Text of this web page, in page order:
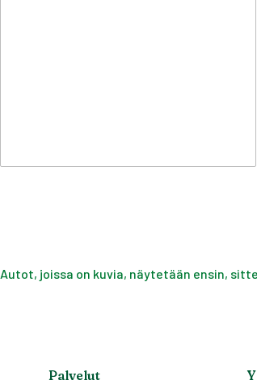
Autot, joissa on kuvia, näytetään ensin,
Palvelut